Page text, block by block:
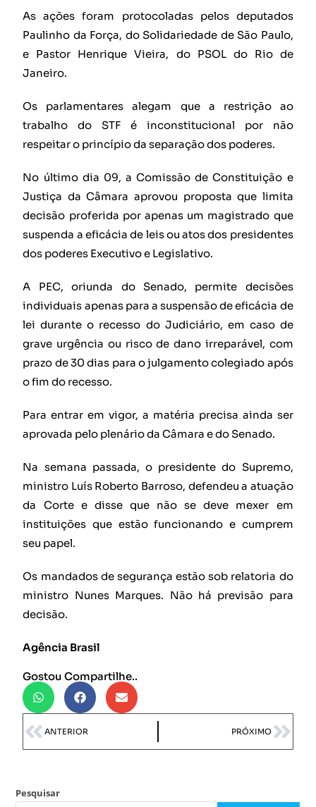
As ações foram protocoladas pelos deputados
Paulinho da Força, do Solidariedade de São Paulo,
e Pastor Henrique Vieira, do PSOL do Rio de
Janeiro.
Os parlamentares alegam que a restrição ao
trabalho do STF é inconstitucional por não
respeitar o princípio da separação dos poderes.
No último dia 09, a Comissão de Constituição e
Justiça da Câmara aprovou proposta que limita
decisão proferida por apenas um magistrado que
suspenda a eficácia de leis ou atos dos presidentes
dos poderes Executivo e Legislativo.
A PEC, oriunda do Senado, permite decisões
individuais apenas para a suspensão de eficácia de
lei durante o recesso do Judiciário, em caso de
grave urgência ou risco de dano irreparável, com
prazo de 30 dias para o julgamento colegiado após
o fim do recesso.
Para entrar em vigor, a matéria precisa ainda ser
aprovada pelo plenário da Câmara e do Senado.
Na semana passada, o presidente do Supremo,
ministro Luís Roberto Barroso, defendeu a atuação
da Corte e disse que não se deve mexer em
instituições que estão funcionando e cumprem
seu papel.
Os mandados de segurança estão sob relatoria do
ministro Nunes Marques. Não há previsão para
decisão.
Agência Brasil
Gostou Compartilhe..
ANTERIOR PRÓXIMO
Pesquisar